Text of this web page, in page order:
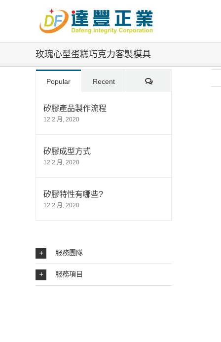
玫瑰心型蛋糕巧克力客製模具
Popular Recent Comments
矽膠產品製作流程
12 2 月, 2020
矽膠成型方式
12 2 月, 2020
矽膠特性有哪些?
12 2 月, 2020
服務團隊
服務項目